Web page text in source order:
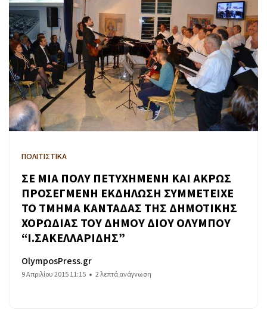
ΠΟΛΙΤΙΣΤΙΚΑ
ΣΕ ΜΙΑ ΠΟΛΥ ΠΕΤΥΧΗΜΕΝΗ ΚΑΙ ΑΚΡΩΣ
ΠΡΟΣΕΓΜΕΝΗ ΕΚΔΗΛΩΣΗ ΣΥΜΜΕΤΕΙΧΕ
ΤΟ ΤΜΗΜΑ ΚΑΝΤΑΔΑΣ ΤΗΣ ΔΗΜΟΤΙΚΗΣ
ΧΟΡΩΔΙΑΣ ΤΟΥ ΔΗΜΟΥ ΔΙΟΥ ΟΛΥΜΠΟΥ
“Ι.ΣΑΚΕΛΛΑΡΙΔΗΣ”
OlymposPress.gr
9 Απριλίου 2015 11:15 2 λεπτά ανάγνωση